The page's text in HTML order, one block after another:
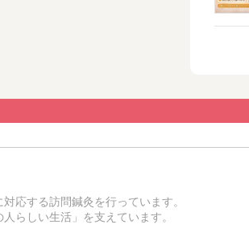
応する訪問鍼灸を行っています。
らしい生活」を支えています。